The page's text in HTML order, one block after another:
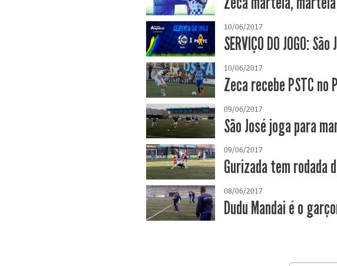
10/06/2017
SERVIÇO DO JOGO:
10/06/2017
Zeca recebe PSTC
09/06/2017
São José joga para
09/06/2017
Gurizada tem rodada
08/06/2017
Dudu Mandai é o